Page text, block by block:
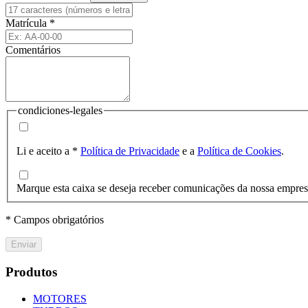
Matrícula *
Comentários
condiciones-legales
Li e aceito a * Política de Privacidade e a Política de Cookies.
Marque esta caixa se deseja receber comunicações da nossa
* Campos obrigatórios
Enviar
Produtos
MOTORES